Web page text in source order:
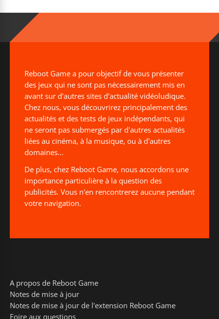
Reboot Game a pour objectif de vous présenter
des jeux qui ne sont pas nécessairement mis en
avant sur d'autres sites d'actualité vidéoludique.
Chez nous, vous découvrirez principalement des
actualités et des tests de jeux indépendants, qui
ne seront pas submergés par d'autres actualités
liées au cinéma, à la musique, ou à d'autres
domaines...
De plus, chez Reboot Game, nous accordons une
importance particulière à la question des
publicités. Vous n'en rencontrerez aucune pendant
votre navigation.
A propos de Reboot Game
Notes de mise à jour
Notes de mise à jour de l'extension Reboot Game
Foire aux questions